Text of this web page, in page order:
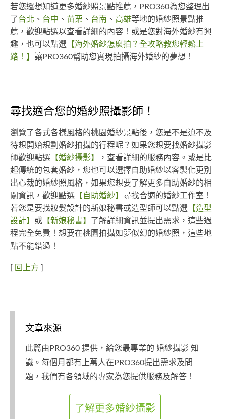
若您還想知道更多婚紗照景點推薦，PRO360為您整理出
了 台北 、 台中 、 苗栗 、 台南 、 高雄等地的婚紗照景點推
薦，歡迎點選以查看詳細的內容！或是您對海外婚紗有興
趣，也可以點選 【海外婚紗怎麼拍？全攻略教您輕鬆上
路！】 讓PRO360幫助您實現拍攝海外婚紗的夢想！
尋找適合您的婚紗照攝影師！
瀏覽了各式各樣風格的桃園婚紗景點後，您是不是迫不及
待想開始規劃婚紗拍攝的行程呢？如果您想要找婚紗攝影
師歡迎點選 【婚紗攝影】
，查看詳細的服務內容。或是比
起傳統的包套婚紗，您也可以選擇自助婚紗以客製化更別
出心裁的婚紗照風格，如果您想要了解更多自助婚紗的相
關資訊，歡迎點選 【自助婚紗】 尋找合適的婚紗工作室！
若您是要找妝髮設計的新娘秘書或造型師可以點選 【造型
設計】 或 【新娘秘書】
了解詳細資訊並提出需求，這些過
程完全免費！想要在桃園拍攝如夢似幻的婚紗照，這些地
點不能錯過！
[ 回上方 ]
文章來源
此篇由PRO360 提供，給您最專業的 婚紗攝影 知
識。每個月都有上萬人在PRO360提出需求及問
題，我們有各領域的專家為您提供服務及解答！
了解更多婚紗攝影